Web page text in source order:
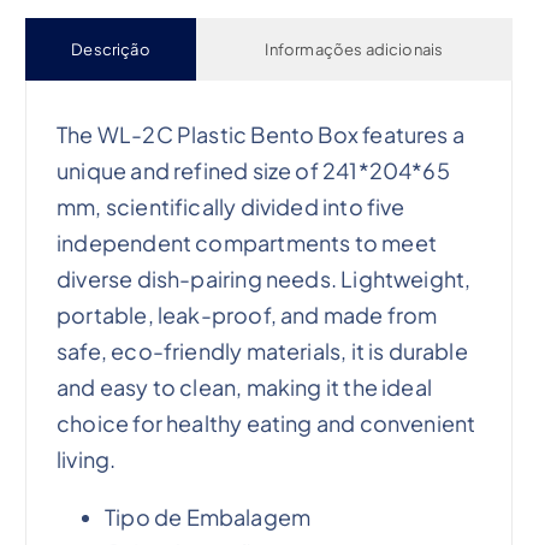
Descrição Informações adicionais
The WL-2C Plastic Bento Box features a
unique and refined size of 241*204*65
mm, scientifically divided into five
independent compartments to meet
diverse dish-pairing needs. Lightweight,
portable, leak-proof, and made from
safe, eco-friendly materials, it is durable
and easy to clean, making it the ideal
choice for healthy eating and convenient
living.
Tipo de Embalagem